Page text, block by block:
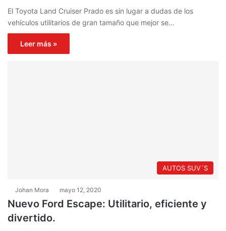
El Toyota Land Cruiser Prado es sin lugar a dudas de los
vehículos utilitarios de gran tamaño que mejor se…
Leer más »
AUTOS SUV´S
Johan Mora mayo 12, 2020
Nuevo Ford Escape: Utilitario, eficiente y
divertido.